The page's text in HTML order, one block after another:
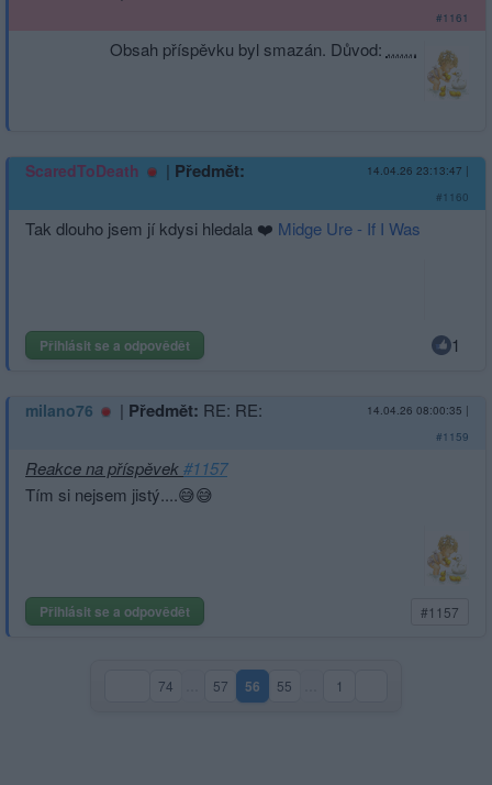
#1161
Obsah příspěvku byl smazán. Důvod: .......
ScaredToDeath | Předmět: 14.04.26 23:13:47 |
#1160
Tak dlouho jsem jí kdysi hledala ❤️ Midge Ure - If I Was
Přihlásit se a odpovědět 1
milano76 | Předmět: RE: RE: 14.04.26 08:00:35 |
#1159
Reakce na příspěvek#1157
Tím si nejsem jistý....😅😅
Přihlásit se a odpovědět #1157
74 57 56(aktuální strana)
55 1